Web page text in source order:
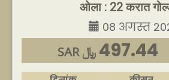
ओला : 22 करात
08 अगस्त
SAR ﷼ 497.44